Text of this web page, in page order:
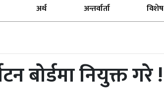
अर्थ अन्तर्वार्ता विशेष
बोर्डमा नियुक्त गरे !